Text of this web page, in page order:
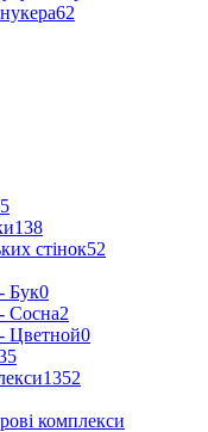
62
138
стінок52
Бук0
Сосна2
Цветной0
1352
комплекси